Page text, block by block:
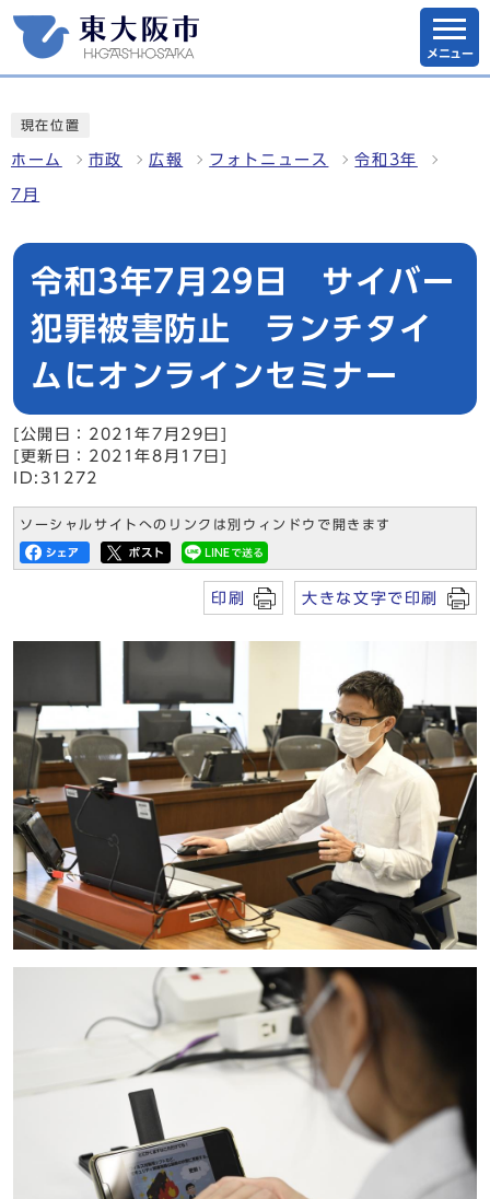
メニュー
現在位置
ホーム 市政 広報 フォトニュース 令和3年
7月
令和3年7月29日 サイバー
犯罪被害防止 ランチタイ
ムにオンラインセミナー
[公開日：2021年7月29日]
[更新日：2021年8月17日]
ID:31272
ソーシャルサイトへのリンクは別ウィンドウで開きます
印刷 大きな文字で印刷